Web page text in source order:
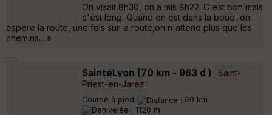
On visait 8h30, on a mis 8h22. C'est bon mais
c'est long. Quand on est dans la boue, on
espere la route, une fois sur la route,on n'attend plus que les
chemins... »
SaintéLyon (70 km - 963 d )
Saint-
Priest-en-Jarez
Course à pied
69 km
1120 m